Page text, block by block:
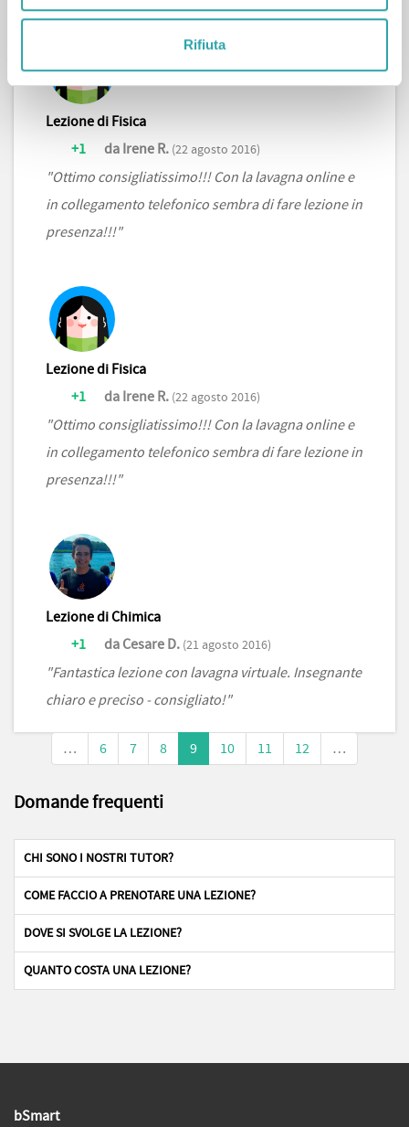
Rifiuta
Lezione di Fisica
+1
da Irene R. (22 agosto 2016)
"Ottimo consigliatissimo!!! Con la lavagna online e
in collegamento telefonico sembra di fare lezione in
presenza!!!"
Lezione di Fisica
+1
da Irene R. (22 agosto 2016)
"Ottimo consigliatissimo!!! Con la lavagna online e
in collegamento telefonico sembra di fare lezione in
presenza!!!"
Lezione di Chimica
+1
da Cesare D. (21 agosto 2016)
"Fantastica lezione con lavagna virtuale. Insegnante
chiaro e preciso - consigliato!"
… 6 7 8 9 10 11 12 …
Domande frequenti
CHI SONO I NOSTRI TUTOR?
COME FACCIO A PRENOTARE UNA LEZIONE?
DOVE SI SVOLGE LA LEZIONE?
QUANTO COSTA UNA LEZIONE?
bSmart